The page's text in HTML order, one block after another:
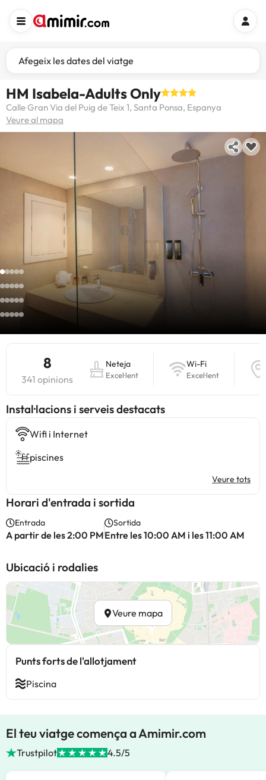
Afegeix les dates del viatge
HM Isabela-Adults Only
Calle Gran Via del Puig de Teix 1, Santa Ponsa, Espanya
Veure al mapa
8
341 opinions
Neteja
Excel·lent
Wi-Fi
Excel·lent
Instal·lacions i serveis destacats
Wifi i Internet
piscines
Veure tots
Horari d'entrada i sortida
Entrada
A partir de les 2:00 PM
Sortida
Entre les 10:00 AM i les 11:00 AM
Ubicació i rodalies
Veure mapa
Punts forts de l'allotjament
Piscina
El teu viatge comença a Amimir.com
Trustpilot 4.5/5